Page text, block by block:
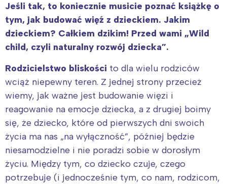
Jeśli tak, to koniecznie musicie poznać książkę o
tym, jak budować więź z dzieckiem. Jakim
dzieckiem? Całkiem dzikim! Przed wami „Wild
child, czyli naturalny rozwój dziecka”.
Rodzicielstwo bliskości to dla wielu rodziców
wciąż niepewny teren. Z jednej strony przecież
wiemy, jak ważne jest budowanie więzi i
reagowanie na emocje dziecka, a z drugiej boimy
się, że dziecko, które od pierwszych dni swoich
życia ma nas „na wyłączność”, później będzie
niesamodzielne i nie poradzi sobie w dorosłym
życiu. Między tym, co dziecko czuje, czego
potrzebuje (i jednocześnie tym, co nam, rodzicom,